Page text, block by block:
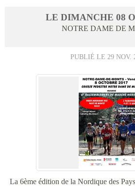
LE DIMANCHE 08
NOTRE DAME DE
PUBLIÉ LE 29 NOV.
La 6ème édition de la Nordique des